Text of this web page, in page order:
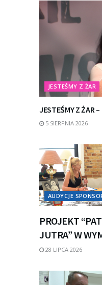
JESTEŚMY Z ŻAR
JESTEŚMY Z ŻAR
5 SIERPNIA 2026
AUDYCJE
PROJEKT
JUTRA” W
28 LIPCA 2026